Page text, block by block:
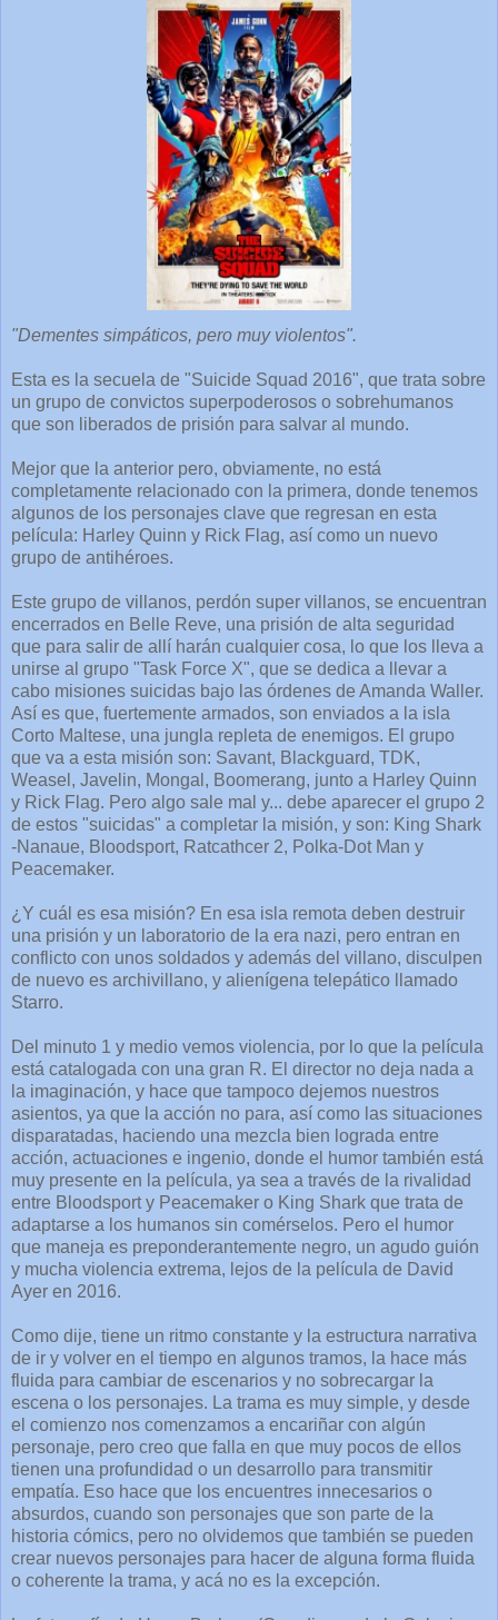
"Dementes simpáticos, pero muy violentos".
Esta es la secuela de "Suicide Squad 2016", que trata sobre
un grupo de convictos superpoderosos o sobrehumanos
que son liberados de prisión para salvar al mundo.
Mejor que la anterior pero, obviamente, no está
completamente relacionado con la primera, donde tenemos
algunos de los personajes clave que regresan en esta
película: Harley Quinn y Rick Flag, así como un nuevo
grupo de antihéroes.
Este grupo de villanos, perdón super villanos, se encuentran
encerrados en Belle Reve, una prisión de alta seguridad
que para salir de allí harán cualquier cosa, lo que los lleva a
unirse al grupo "Task Force X", que se dedica a llevar a
cabo misiones suicidas bajo las órdenes de Amanda Waller.
Así es que, fuertemente armados, son enviados a la isla
Corto Maltese, una jungla repleta de enemigos. El grupo
que va a esta misión son: Savant, Blackguard, TDK,
Weasel, Javelin, Mongal, Boomerang, junto a Harley Quinn
y Rick Flag. Pero algo sale mal y... debe aparecer el grupo 2
de estos "suicidas" a completar la misión, y son: King Shark
-Nanaue, Bloodsport, Ratcathcer 2, Polka-Dot Man y
Peacemaker.
¿Y cuál es esa misión? En esa isla remota deben destruir
una prisión y un laboratorio de la era nazi, pero entran en
conflicto con unos soldados y además del villano, disculpen
de nuevo es archivillano, y alienígena telepático llamado
Starro.
Del minuto 1 y medio vemos violencia, por lo que la película
está catalogada con una gran R. El director no deja nada a
la imaginación, y hace que tampoco dejemos nuestros
asientos, ya que la acción no para, así como las situaciones
disparatadas, haciendo una mezcla bien lograda entre
acción, actuaciones e ingenio, donde el humor también está
muy presente en la película, ya sea a través de la rivalidad
entre Bloodsport y Peacemaker o King Shark que trata de
adaptarse a los humanos sin comérselos. Pero el humor
que maneja es preponderantemente negro, un agudo guión
y mucha violencia extrema, lejos de la película de David
Ayer en 2016.
Como dije, tiene un ritmo constante y la estructura narrativa
de ir y volver en el tiempo en algunos tramos, la hace más
fluida para cambiar de escenarios y no sobrecargar la
escena o los personajes. La trama es muy simple, y desde
el comienzo nos comenzamos a encariñar con algún
personaje, pero creo que falla en que muy pocos de ellos
tienen una profundidad o un desarrollo para transmitir
empatía. Eso hace que los encuentres innecesarios o
absurdos, cuando son personajes que son parte de la
historia cómics, pero no olvidemos que también se pueden
crear nuevos personajes para hacer de alguna forma fluida
o coherente la trama, y acá no es la excepción.